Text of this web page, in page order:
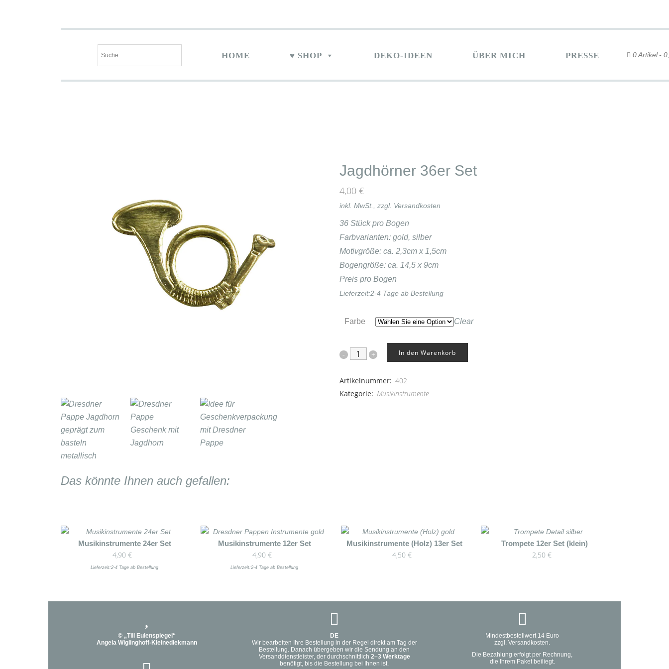
HOME ♥ SHOP DEKO-IDEEN ÜBER MICH PRESSE 0 Artikel
Jagdhörner 36er Set
4,00€
inkl. MwSt., zzgl. Versandkosten
36 Stück pro Bogen
Farbvarianten: gold, silber
Motivgröße: ca. 2,3cm x 1,5cm
Bogengröße: ca. 14,5 x 9cm
Preis pro Bogen
Lieferzeit:2-4 Tage ab Bestellung
Farbe Clear
Jagdhörner
Set
In den Warenkorb
Artikelnummer: 402
Kategorie: Musikinstrumente
Das könnte Ihnen auch gefallen:
Dieses
auf.
Musikinstrumente 24er Set
4,90 €
Lieferzeit:2-4 Tage ab Bestellung
Dieses
auf.
Musikinstrumente 12er Set
4,90 €
Lieferzeit:2-4 Tage ab Bestellung
Musikinstrumente (Holz) 13er Set
4,50€
Trompete 12er Set (klein)
2,50€
© „Till Eulenspiegel“
Angela Wiglinghoff-Kleinediekmann
DE
Wir bearbeiten Ihre Bestellung in der Regel direkt am Tag der
Bestellung. Danach übergeben wir die Sendung an den
Versanddienstleister, der durchschnittlich 2–3 Werktage
benötigt, bis die Bestellung bei Ihnen ist.
Mindestbestellwert 14 Euro
zzgl. Versandkosten.
Die Bezahlung erfolgt per Rechnung,
die Ihrem Paket beiliegt.